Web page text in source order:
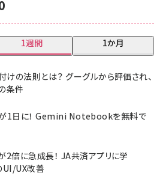
1週間 1か月
けの法則とは？ グーグルから評価され、
条件
1日に！ Gemini Notebookを無料で
2倍に急成長！ JA共済アプリに学
UI/UX改善